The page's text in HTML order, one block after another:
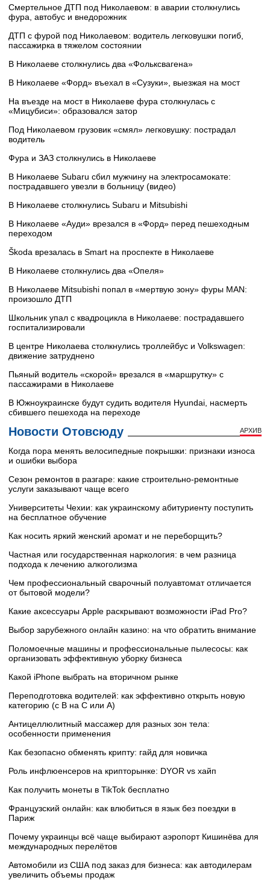
Смертельное ДТП под Николаевом: в аварии столкнулись
фура, автобус и внедорожник
ДТП с фурой под Николаевом: водитель легковушки погиб,
пассажирка в тяжелом состоянии
В Николаеве столкнулись два «Фольксвагена»
В Николаеве «Форд» въехал в «Сузуки», выезжая на мост
На въезде на мост в Николаеве фура столкнулась с
«Мицубиси»: образовался затор
Под Николаевом грузовик «смял» легковушку: пострадал
водитель
Фура и ЗАЗ столкнулись в Николаеве
В Николаеве Subaru сбил мужчину на электросамокате:
пострадавшего увезли в больницу (видео)
В Николаеве столкнулись Subaru и Mitsubishi
В Николаеве «Ауди» врезался в «Форд» перед пешеходным
переходом
Škoda врезалась в Smart на проспекте в Николаеве
В Николаеве столкнулись два «Опеля»
В Николаеве Mitsubishi попал в «мертвую зону» фуры MAN:
произошло ДТП
Школьник упал с квадроцикла в Николаеве: пострадавшего
госпитализировали
В центре Николаева столкнулись троллейбус и Volkswagen:
движение затруднено
Пьяный водитель «скорой» врезался в «маршрутку» с
пассажирами в Николаеве
В Южноукраинске будут судить водителя Hyundai, насмерть
сбившего пешехода на переходе
Новости Отовсюду АРХИВ
Когда пора менять велосипедные покрышки: признаки износа
и ошибки выбора
Сезон ремонтов в разгаре: какие строительно-ремонтные
услуги заказывают чаще всего
Университеты Чехии: как украинскому абитуриенту поступить
на бесплатное обучение
Как носить яркий женский аромат и не переборщить?
Частная или государственная наркология: в чем разница
подхода к лечению алкоголизма
Чем профессиональный сварочный полуавтомат отличается
от бытовой модели?
Какие аксессуары Apple раскрывают возможности iPad Pro?
Выбор зарубежного онлайн казино: на что обратить внимание
Поломоечные машины и профессиональные пылесосы: как
организовать эффективную уборку бизнеса
Какой iPhone выбрать на вторичном рынке
Переподготовка водителей: как эффективно открыть новую
категорию (с B на C или А)
Антицеллюлитный массажер для разных зон тела:
особенности применения
Как безопасно обменять крипту: гайд для новичка
Роль инфлюенсеров на крипторынке: DYOR vs хайп
Как получить монеты в TikTok бесплатно
Французский онлайн: как влюбиться в язык без поездки в
Париж
Почему украинцы всё чаще выбирают аэропорт Кишинёва для
международных перелётов
Автомобили из США под заказ для бизнеса: как автодилерам
увеличить объемы продаж